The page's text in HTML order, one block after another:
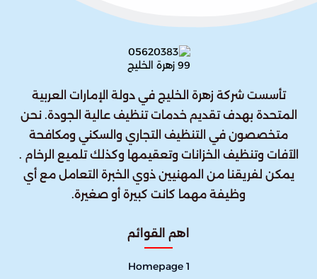
تأسست شركة زهرة الخليج في دولة الإمارات العربية
المتحدة بهدف تقديم خدمات تنظيف عالية الجودة. نحن
متخصصون في التنظيف التجاري والسكني ومكافحة
الآفات وتنظيف الخزانات وتعقيمها وكذلك تلميع الرخام .
يمكن لفريقنا من المهنيين ذوي الخبرة التعامل مع أي
وظيفة مهما كانت كبيرة أو صغيرة.
اهم القوائم
Homepage 1